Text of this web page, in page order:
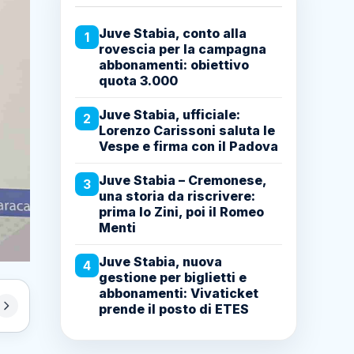
1
Juve Stabia, conto alla
rovescia per la campagna
abbonamenti: obiettivo
quota 3.000
2 Juve Stabia, ufficiale:
Lorenzo Carissoni saluta le
Vespe e firma con il Padova
3 Juve Stabia – Cremonese,
una storia da riscrivere:
prima lo Zini, poi il Romeo
Menti
4 Juve Stabia, nuova
gestione per biglietti e
abbonamenti: Vivaticket
prende il posto di ETES